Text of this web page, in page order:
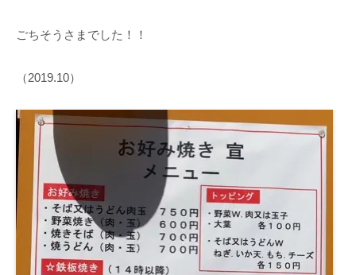
ごちそうさまでした！！
（2019.10）